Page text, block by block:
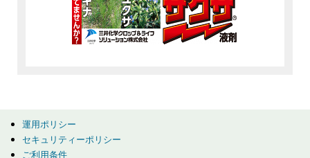
運用ポリシー
セキュリティーポリシー
ご利用条件